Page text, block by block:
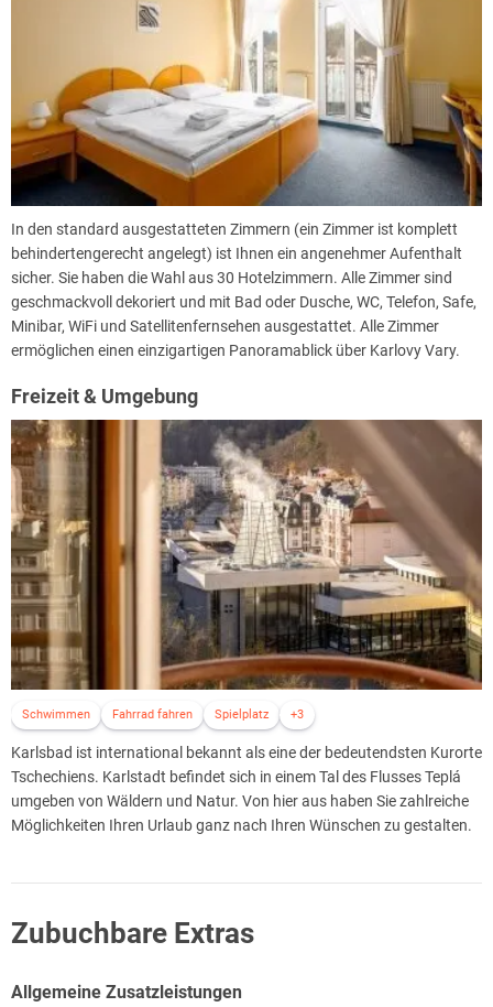
In den standard ausgestatteten Zimmern (ein Zimmer ist komplett
behindertengerecht angelegt) ist Ihnen ein angenehmer Aufenthalt
sicher. Sie haben die Wahl aus 30 Hotelzimmern. Alle Zimmer sind
geschmackvoll dekoriert und mit Bad oder Dusche, WC, Telefon, Safe,
Minibar, WiFi und Satellitenfernsehen ausgestattet. Alle Zimmer
ermöglichen einen einzigartigen Panoramablick über Karlovy Vary.
Freizeit & Umgebung
Schwimmen Fahrrad fahren Spielplatz +3
Karlsbad ist international bekannt als eine der bedeutendsten Kurorte
Tschechiens. Karlstadt befindet sich in einem Tal des Flusses Teplá
umgeben von Wäldern und Natur. Von hier aus haben Sie zahlreiche
Möglichkeiten Ihren Urlaub ganz nach Ihren Wünschen zu gestalten.
Zubuchbare Extras
Allgemeine Zusatzleistungen